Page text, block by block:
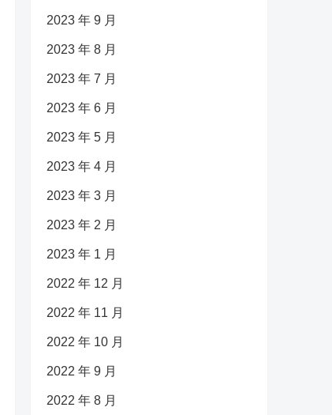
2023 年 9 月
2023 年 8 月
2023 年 7 月
2023 年 6 月
2023 年 5 月
2023 年 4 月
2023 年 3 月
2023 年 2 月
2023 年 1 月
2022 年 12 月
2022 年 11 月
2022 年 10 月
2022 年 9 月
2022 年 8 月